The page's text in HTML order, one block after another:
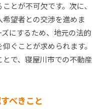
とが不可欠です。次に、
望者との交渉を進めま
にするため、地元の法的
ぐことが求められます。
で、寝屋川市での不動産
べきこと